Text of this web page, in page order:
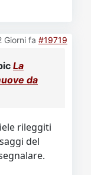
Giorni fa #19719
La
da
rileggiti
del